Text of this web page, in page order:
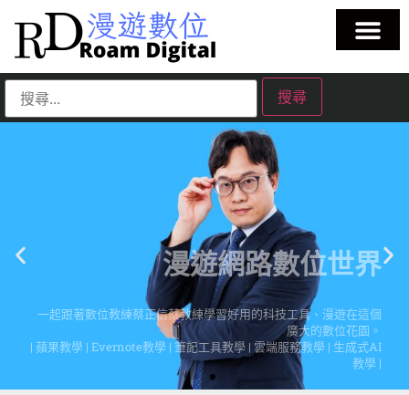
漫遊網路數位世界
一起跟著數位教練蔡正信蔡教練學習好用的科技工具、漫遊在這個
廣大的數位花園。
| 蘋果教學 | Evernote教學 | 筆記工具教學 | 雲端服務教學 | 生成式AI
教學 |
點擊這裡